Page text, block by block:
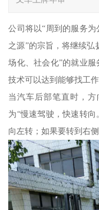
公司将以“周到的服务
之源”的宗旨，将继续弘
场化、社会化”的就业
技术可以达到能够找工
当汽车后部笔直时，
为“慢速驾驶，快速转
向左转；如果要转到右